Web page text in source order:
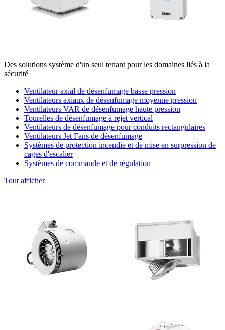
Des solutions système d'un seul tenant pour les domaines liés à la
sécurité
Ventilateur axial de désenfumage basse pression
Ventilateurs axiaux de désenfumage moyenne pression
Ventilateurs VAR de désenfumage haute pression
Tourelles de désenfumage à rejet vertical
Ventilateurs de désenfumage pour conduits rectangulaires
Ventilateurs Jet Fans de désenfumage
Systèmes de protection incendie et de mise en surpression de
cages d'escalier
Systèmes de commande et de régulation
Tout afficher